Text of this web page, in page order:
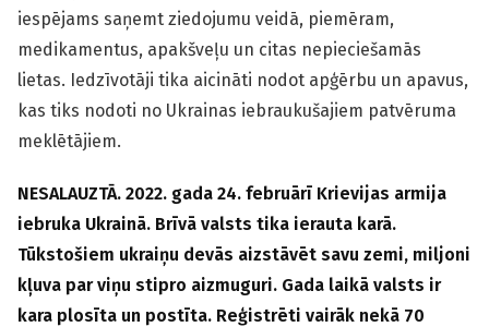
iespējams saņemt ziedojumu veidā, piemēram,
medikamentus, apakšveļu un citas nepieciešamās
lietas. Iedzīvotāji tika aicināti nodot apģērbu un apavus,
kas tiks nodoti no Ukrainas iebraukušajiem patvēruma
meklētājiem.
NESALAUZTĀ. 2022. gada 24. februārī Krievijas armija
iebruka Ukrainā. Brīvā valsts tika ierauta karā.
Tūkstošiem ukraiņu devās aizstāvēt savu zemi, miljoni
kļuva par viņu stipro aizmuguri. Gada laikā valsts ir
kara plosīta un postīta. Reģistrēti vairāk nekā 70